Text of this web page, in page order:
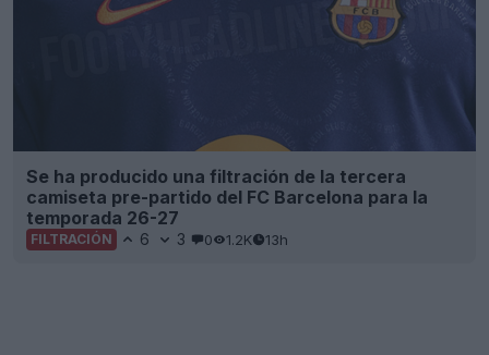
Se ha producido una filtración de la tercera
camiseta pre-partido del FC Barcelona para la
temporada 26-27
FILTRACIÓN 6 3 0 1.2K 13h